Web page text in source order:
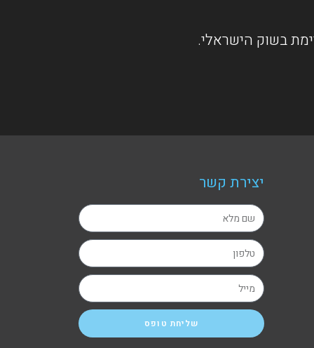
בשוק הישראלי.
יצירת קשר
שליחת טופס